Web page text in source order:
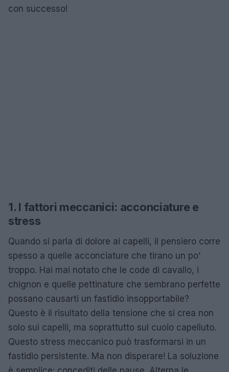
con successo!
1. I fattori meccanici: acconciature e
stress
Quando si parla di dolore ai capelli, il pensiero corre
spesso a quelle acconciature che tirano un po’
troppo. Hai mai notato che le code di cavallo, i
chignon e quelle pettinature che sembrano perfette
possano causarti un fastidio insopportabile?
Questo è il risultato della tensione che si crea non
solo sui capelli, ma soprattutto sul cuoio capelluto.
Questo stress meccanico può trasformarsi in un
fastidio persistente. Ma non disperare! La soluzione